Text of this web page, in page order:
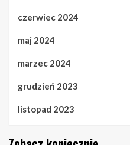
czerwiec 2024
maj 2024
marzec 2024
grudzień 2023
listopad 2023